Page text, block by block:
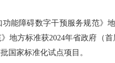
障碍数字干预服务规范》
地方标准获2024年省政府（
国家标准化试点项目。